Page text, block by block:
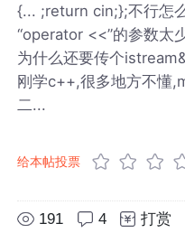
{... ;return cin;};不行怎
“operator <<”的参数太
为什么还要传个
刚学c++,很多地方不懂
二...
给本帖投票
191 4 打赏